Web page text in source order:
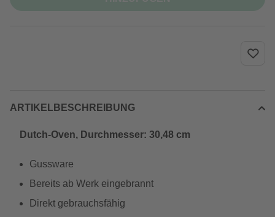
ARTIKELBESCHREIBUNG
Dutch-Oven, Durchmesser: 30,48 cm
Gussware
Bereits ab Werk eingebrannt
Direkt gebrauchsfähig